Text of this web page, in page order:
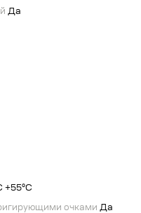
Да
+55°C
очками Да